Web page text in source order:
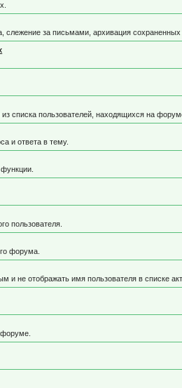
слежение за письмами, архивация сохраненных
списка пользователей, находящихся на
и ответа в тему.
пользователя.
форума.
и не отображать имя пользователя в списке